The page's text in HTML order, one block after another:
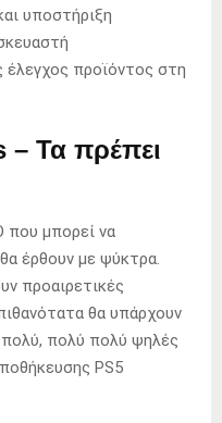
υποστήριξη
έλεγχος προϊόντος στη
– Τα πρέπει
που μπορεί να
έρθουν με ψύκτρα.
προαιρετικές
θα υπάρχουν
πολύ πολύ ψηλές
PS5